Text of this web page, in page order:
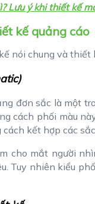
Lưu ý khi thiết kế
kế quảng cáo
nói chung và thiết
đơn sắc là một
cách phối màu
kết hợp các
cho mắt người
Tuy nhiên kiểu